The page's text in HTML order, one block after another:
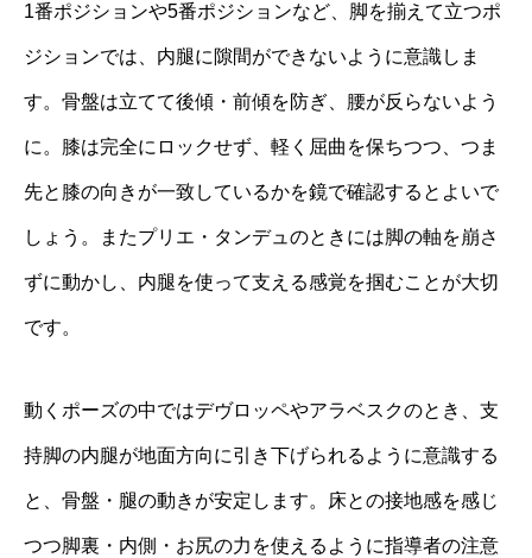
1番ポジションや5番ポジションなど、脚を揃えて立つポ
ジションでは、内腿に隙間ができないように意識しま
す。骨盤は立てて後傾・前傾を防ぎ、腰が反らないよう
に。膝は完全にロックせず、軽く屈曲を保ちつつ、つま
先と膝の向きが一致しているかを鏡で確認するとよいで
しょう。またプリエ・タンデュのときには脚の軸を崩さ
ずに動かし、内腿を使って支える感覚を掴むことが大切
です。
動くポーズの中ではデヴロッペやアラベスクのとき、支
持脚の内腿が地面方向に引き下げられるように意識する
と、骨盤・腿の動きが安定します。床との接地感を感じ
つつ脚裏・内側・お尻の力を使えるように指導者の注意